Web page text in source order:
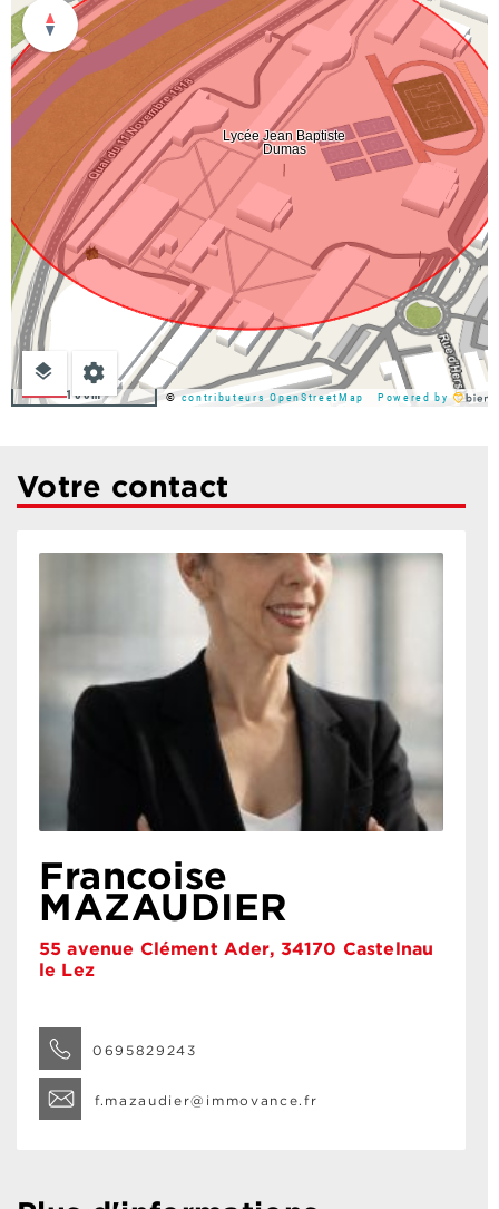
100m ©contributeurs OpenStreetMap Powered by
Votre contact
Francoise
MAZAUDIER
55 avenue Clément Ader, 34170 Castelnau
le Lez
0695829243
f.mazaudier@immovance.fr